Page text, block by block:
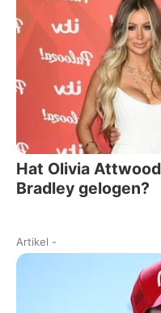
Hat Olivia
Bradley gelogen?
Artikel -